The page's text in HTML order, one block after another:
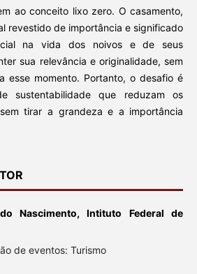
ao conceito lixo zero. O casamento,
revestido de importância e significado
na vida dos noivos e de seus
sua relevância e originalidade, sem
esse momento. Portanto, o desafio é
sustentabilidade que reduzam os
tirar a grandeza e a importância
Nascimento, Intituto Federal de
de eventos: Turismo